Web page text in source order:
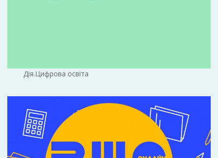
Дія.Цифрова освіта